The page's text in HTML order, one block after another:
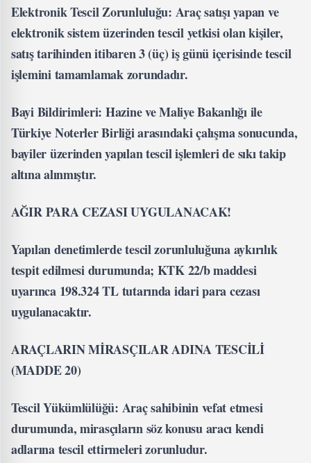
Elektronik Tescil Zorunluluğu: Araç satışı yapan ve
elektronik sistem üzerinden tescil yetkisi olan kişiler,
satış tarihinden itibaren 3 (üç) iş günü içerisinde tescil
işlemini tamamlamak zorundadır.
Bayi Bildirimleri: Hazine ve Maliye Bakanlığı ile
Türkiye Noterler Birliği arasındaki çalışma sonucunda,
bayiler üzerinden yapılan tescil işlemleri de sıkı takip
altına alınmıştır.
AĞIR PARA CEZASI UYGULANACAK!
Yapılan denetimlerde tescil zorunluluğuna aykırılık
tespit edilmesi durumunda; KTK 22/b maddesi
uyarınca 198.324 TL tutarında idari para cezası
uygulanacaktır.
ARAÇLARIN MİRASÇILAR ADINA TESCİLİ
(MADDE 20)
Tescil Yükümlülüğü: Araç sahibinin vefat etmesi
durumunda, mirasçıların söz konusu aracı kendi
adlarına tescil ettirmeleri zorunludur.